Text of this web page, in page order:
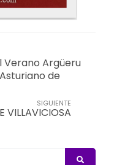
Verano Argüeru
de
SIGUIENTE
VILLAVICIOSA